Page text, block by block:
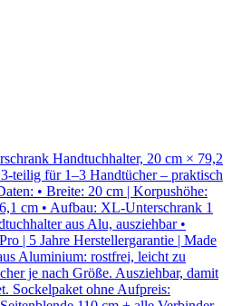
Handtuchhalter, 20 cm × 79,2
teilig für 1–3 Handtücher – praktisch
• Breite: 20 cm | Korpushöhe:
cm • Aufbau: XL-Unterschrank 1
aus Alu, ausziehbar •
| 5 Jahre Herstellergarantie | Made
Aluminium: rostfrei, leicht zu
je nach Größe. Ausziehbar, damit
Sockelpaket ohne Aufpreis: